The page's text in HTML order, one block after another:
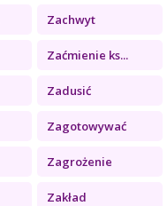
Zachwyt
Zaćmienie ks...
Zadusić
Zagotowywać
Zagrożenie
Zakład